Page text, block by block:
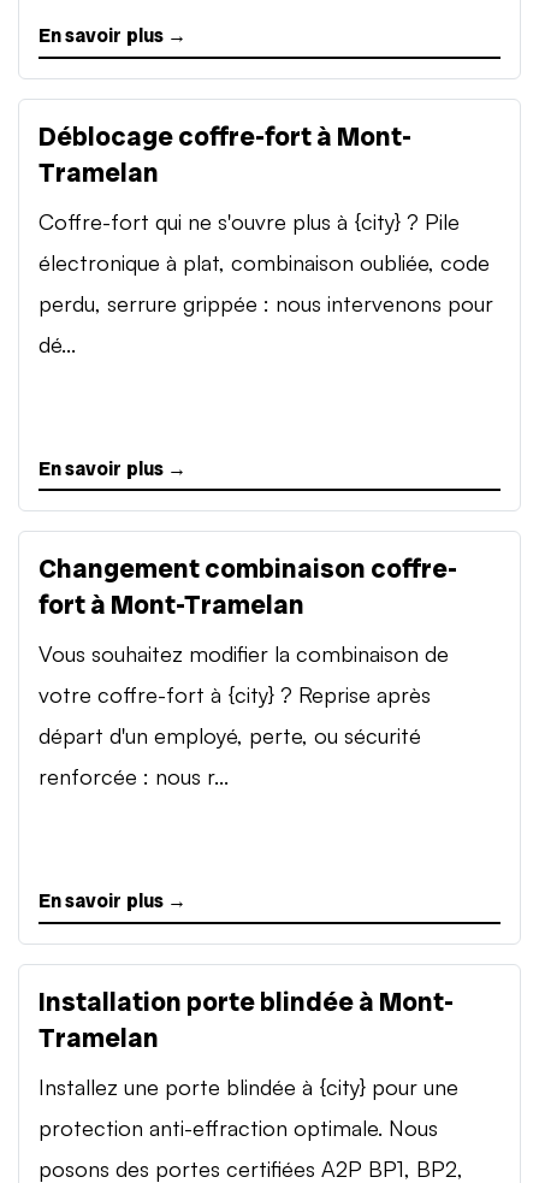
En savoir plus →
Déblocage coffre-fort à Mont-
Tramelan
Coffre-fort qui ne s'ouvre plus à {city} ? Pile
électronique à plat, combinaison oubliée, code
perdu, serrure grippée : nous intervenons pour
dé...
En savoir plus →
Changement combinaison coffre-
fort à Mont-Tramelan
Vous souhaitez modifier la combinaison de
votre coffre-fort à {city} ? Reprise après
départ d'un employé, perte, ou sécurité
renforcée : nous r...
En savoir plus →
Installation porte blindée à Mont-
Tramelan
Installez une porte blindée à {city} pour une
protection anti-effraction optimale. Nous
posons des portes certifiées A2P BP1, BP2,